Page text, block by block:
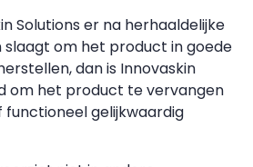
Solutions er na herhaaldelijke
slaagt om het product in goede
dan is Innovaskin
om het product te vervangen
functioneel gelijkwaardig